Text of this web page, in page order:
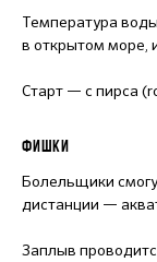
Температура
в открытом море,
Старт — с пирса
ФИШКИ
Болельщики
дистанции —
Заплыв